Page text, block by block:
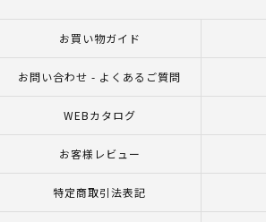
お買い物ガイド
お問い合わせ - よくあるご質問
WEBカタログ
お客様レビュー
特定商取引法表記